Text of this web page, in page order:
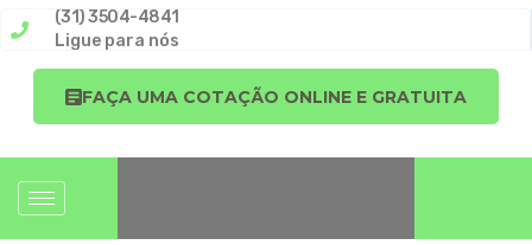
(31) 3504-4841
Ligue para nós
FAÇA UMA COTAÇÃO ONLINE E GRATUITA